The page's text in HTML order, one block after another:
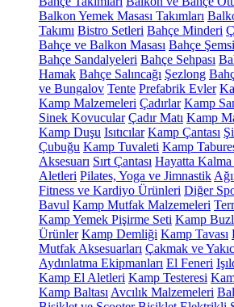
Balkon Yemek Masası Takımları
Takımı Bistro Setleri Bahçe Minderi
Bahçe ve Balkon Masası Bahçe
Bahçe Sandalyeleri Bahçe Sehpası
Hamak Bahçe Salıncağı Şezlong
ve Bungalov Tente Prefabrik Evler
Kamp Malzemeleri Çadırlar Kamp
Sinek Kovucular Çadır Matı Kamp
Kamp Duşu Isıtıcılar Kamp Çantası
Çubuğu Kamp Tuvaleti Kamp
Aksesuarı Sırt Çantası Hayatta
Aletleri Pilates, Yoga ve Jimnastik
Fitness ve Kardiyo Ürünleri Diğer
Bavul Kamp Mutfak Malzemeleri
Kamp Yemek Pişirme Seti Kamp
Ürünler Kamp Demliği Kamp Tavası
Mutfak Aksesuarları Çakmak ve
Aydınlatma Ekipmanları El Feneri
Kamp El Aletleri Kamp Testeresi
Kamp Baltası Avcılık Malzemeleri